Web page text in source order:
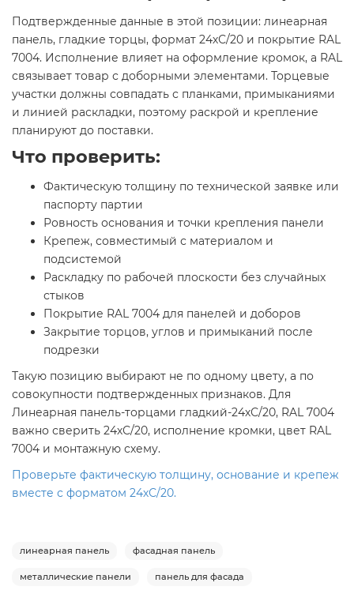
Подтвержденные данные в этой позиции: линеарная
панель, гладкие торцы, формат 24хС/20 и покрытие RAL
7004. Исполнение влияет на оформление кромок, а RAL
связывает товар с доборными элементами. Торцевые
участки должны совпадать с планками, примыканиями
и линией раскладки, поэтому раскрой и крепление
планируют до поставки.
Что проверить:
Фактическую толщину по технической заявке или
паспорту партии
Ровность основания и точки крепления панели
Крепеж, совместимый с материалом и
подсистемой
Раскладку по рабочей плоскости без случайных
стыков
Покрытие RAL 7004 для панелей и доборов
Закрытие торцов, углов и примыканий после
подрезки
Такую позицию выбирают не по одному цвету, а по
совокупности подтвержденных признаков. Для
Линеарная панель-торцами гладкий-24хС/20, RAL 7004
важно сверить 24хС/20, исполнение кромки, цвет RAL
7004 и монтажную схему.
Проверьте фактическую толщину, основание и крепеж
вместе с форматом 24хС/20.
линеарная панель фасадная панель
металлические панели панель для фасада